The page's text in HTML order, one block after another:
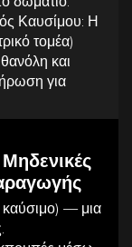
Καυσίμου: Η
τομέα)
και
για
καύσιμο) — μια